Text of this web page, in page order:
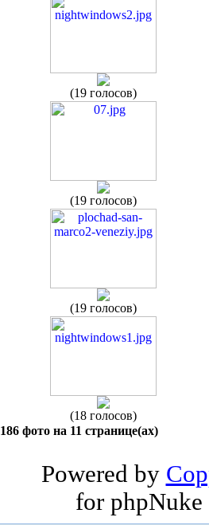
(19 голосов)
(19 голосов)
(19 голосов)
(18 голосов)
186 фото на 11 странице(ах)
Powered by
for